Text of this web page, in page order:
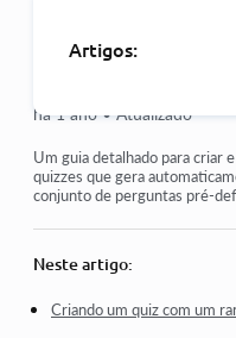
Artigos:
Trabalhos de casa
Testes e avaliação
há 1 ano • Atualizado
Um guia detalhado para criar
quizzes que gera
conjunto de perguntas pré-
Neste artigo:
Criando um quiz com um